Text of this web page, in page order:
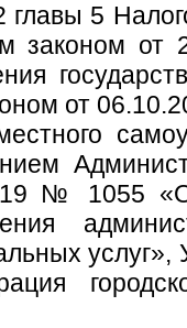
главы 5
законом от
от
№ 1055
услуг»,